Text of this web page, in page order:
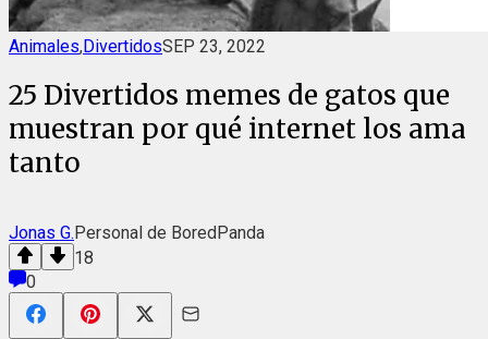
Animales,DivertidosSEP 23, 2022
25 Divertidos memes de gatos que
muestran por qué internet los ama
tanto
Jonas G.Personal de BoredPanda
18
0